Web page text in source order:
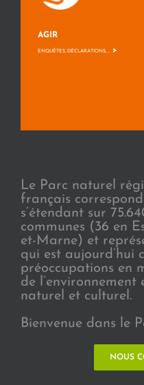
AGIR
ENQUÊTES, DÉCLARATIONS, ... >
Le Parc naturel
français
s’étendant sur
communes (36 en
et-Marne) et
qui est aujourd’hui
préoccupations en
de
naturel et culturel.
Bienvenue dans le
NOUS